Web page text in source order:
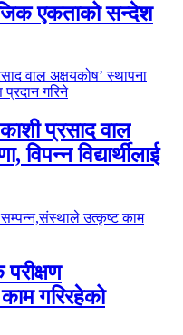
एकताको सन्देश
प्रसाद वाल
विपन्न विद्यार्थीलाई
गरिरहेको